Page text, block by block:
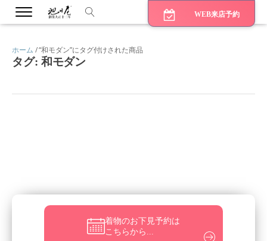
WEB来店予約
ホーム / “和モダン”にタグ付けされた商品
タグ: 和モダン
着物のお下見予約は
こちらから...